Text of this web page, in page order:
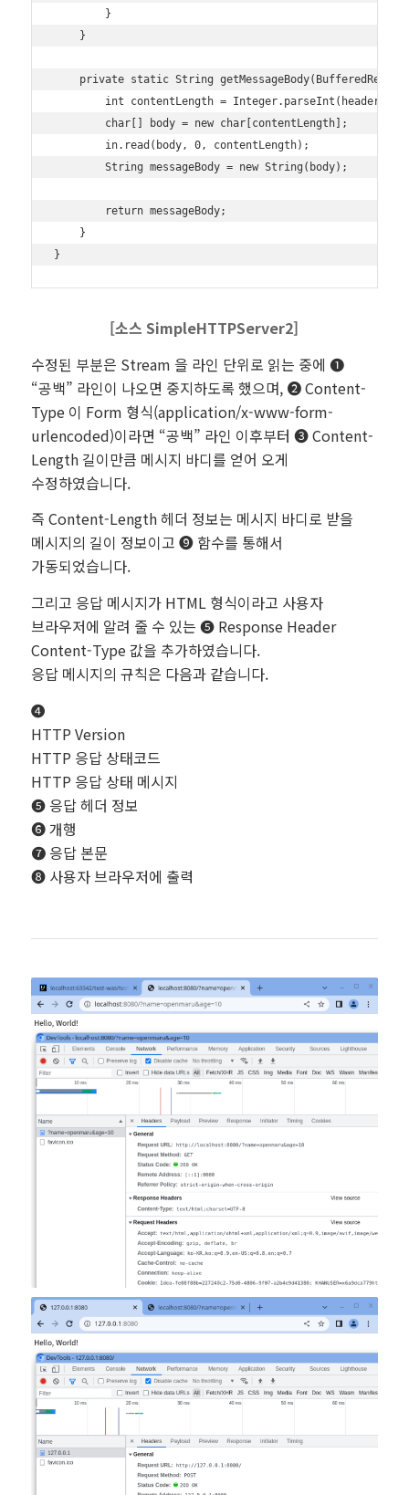
        }
    }
private static String getMessageBody(BufferedReader
int contentLength =
        char[] body = new char[contentLength];
        in.read(body, 0, contentLength);
        String messageBody = new String(body);
        return messageBody;
    }
[소스SimpleHTTPServer2]
수정된 부분은 Stream 을 라인 단위로 읽는 중에 ❶
“공백” 라인이 나오면 중지하도록 했으며, ❷ Content-
Type 이 Form 형식(application/x-www-form-
urlencoded)이라면 “공백” 라인 이후부터 ❸ Content-
Length 길이만큼 메시지 바디를 얻어 오게
수정하였습니다.
즉 Content-Length 헤더 정보는 메시지 바디로 받을
메시지의 길이 정보이고 ❾ 함수를 통해서
가동되었습니다.
그리고 응답 메시지가 HTML 형식이라고 사용자
브라우저에 알려 줄 수 있는 ❺ Response Header
Content-Type 값을 추가하였습니다.
응답 메시지의 규칙은 다음과 같습니다.
❹
HTTP Version
HTTP 응답 상태코드
HTTP 응답 상태 메시지
❺ 응답 헤더 정보
❻ 개행
❼ 응답 본문
❽ 사용자 브라우저에 출력